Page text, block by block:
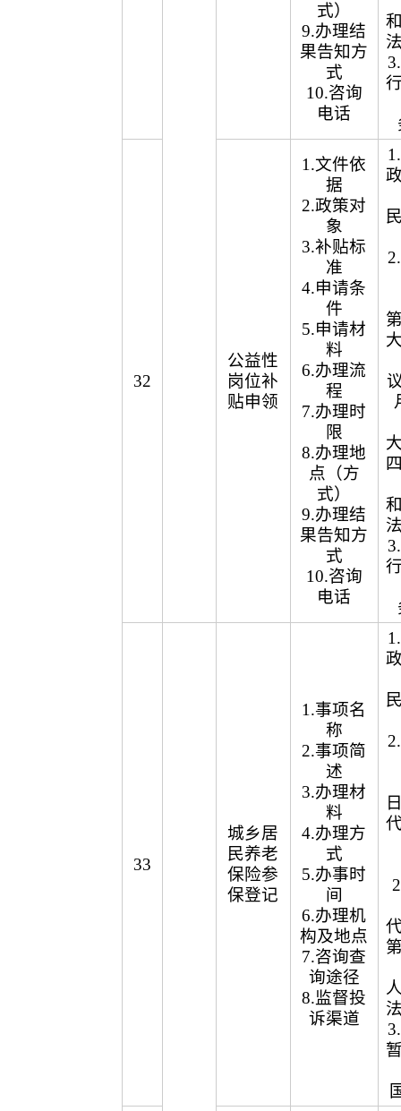
式）
9.办理结
果告知方
式
10.咨询
电话
32
公益性
岗位补
贴申领
1.文件依
据
2.政策对
象
3.补贴标
准
4.申请条
件
5.申请材
料
6.办理流
程
7.办理时
限
8.办理地
点（方
式）
9.办理结
果告知方
式
10.咨询
电话
33
城乡居
民养老
保险参
保登记
1.事项名
称
2.事项简
述
3.办理材
料
4.办理方
式
5.办事时
间
6.办理机
构及地点
7.咨询查
询途径
8.监督投
诉渠道